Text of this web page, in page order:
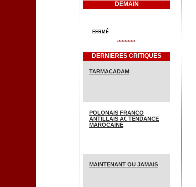
DEMAIN
FERMÉ
************
DERNIERES CRITIQUES
TARMACADAM
POLONAIS FRANCO
ANTILLAIS Ã€ TENDANCE
MAROCAINE
MAINTENANT OU JAMAIS